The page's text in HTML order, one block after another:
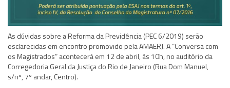
As dúvidas sobre a Reforma da Previdência (PEC 6/2019) serão
esclarecidas em encontro promovido pela AMAERJ. A “Conversa com
os Magistrados” acontecerá em 12 de abril, às 10h, no auditório da
Corregedoria Geral da Justiça do Rio de Janeiro (Rua Dom Manuel,
s/nº, 7º andar, Centro).